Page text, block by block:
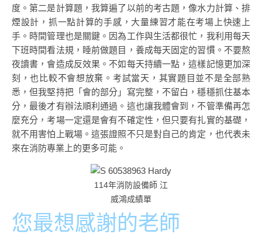
度。第二是計算題，我算遍了以前的考古題，像水力計算、排
煙設計，抓一點計算的手感，大量練習才能在考場上快速上
手。時間管理也是關鍵。因為工作與生活都很忙，我利用每天
下班時間看法規，睡前做題目，養成每天固定的習慣。不要熬
夜讀書，會造成反效果。不如每天持續一點，這樣記憶更加深
刻，也比較不會想放棄。考試當天，其實題目並不是全部熟
悉，但我堅持把「會的部分」寫完整，不留白，穩穩抓住基本
分，最後才有辦法順利通過。這也讓我體會到，不管準備再怎
麼充分，考場一定還是會有不確定性，但只要有扎實的基礎，
就不用害怕上戰場。這張證照不只是對自己的肯定，也代表未
來在消防專業上的更多可能。
114年消防設備師 江
威鴻成績單
您最想感謝的老師